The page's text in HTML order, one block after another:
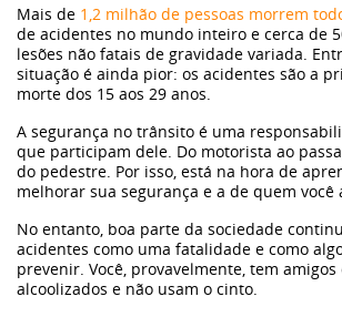
Frota
Eletrificação
Dimas
Sustentabilidade
WeCharge
Mais de 1,2 milhão de pessoas morrem
de acidentes no mundo inteiro e cerca de
lesões não fatais de gravidade variada.
situação é ainda pior: os acidentes são a
morte dos 15 aos 29 anos.
A segurança no trânsito é uma
que participam dele. Do motorista ao
do pedestre. Por isso, está na hora de
melhorar sua segurança e a de quem você
No entanto, boa parte da sociedade
acidentes como uma fatalidade e como
prevenir. Você, provavelmente, tem
alcoolizados e não usam o cinto.